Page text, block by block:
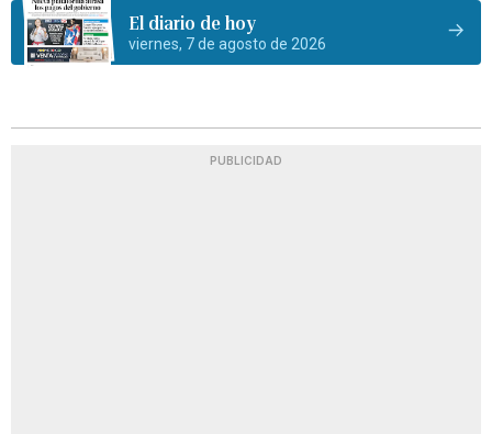
El diario de hoy
viernes, 7 de agosto de 2026
PUBLICIDAD